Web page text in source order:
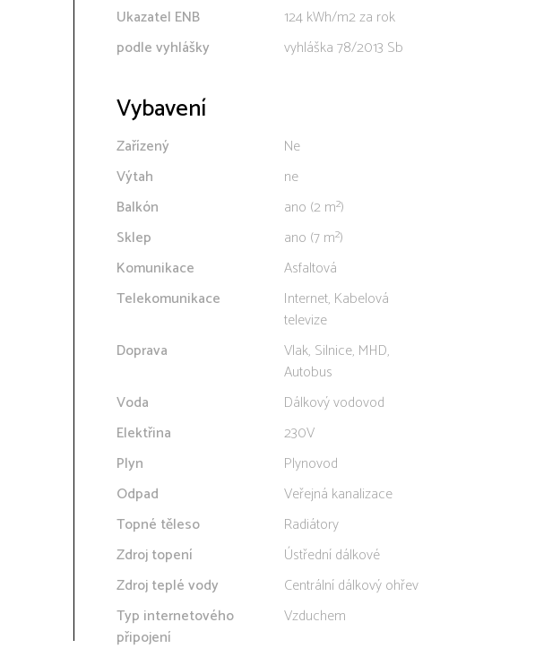
Ukazatel ENB
124 kWh/m2 za rok
podle vyhlášky
vyhláška 78/2013 Sb
Vybavení
Zařízený
Ne
Výtah
ne
Balkón
ano (2 m²)
Sklep
ano (7 m²)
Komunikace
Asfaltová
Telekomunikace
Internet, Kabelová
televize
Doprava
Vlak, Silnice, MHD,
Autobus
Voda
Dálkový vodovod
Elektřina
230V
Plyn
Plynovod
Odpad
Veřejná kanalizace
Topné těleso
Radiátory
Zdroj topení
Ústřední dálkové
Zdroj teplé vody
Centrální dálkový ohřev
Typ internetového
připojení
Vzduchem